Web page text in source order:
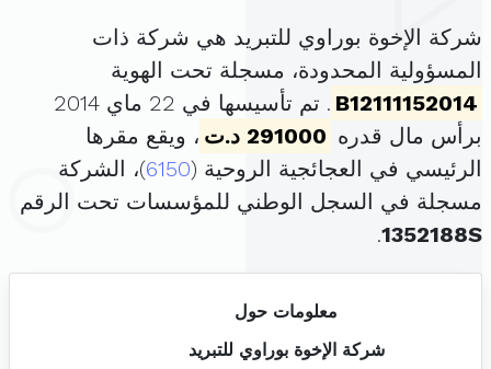
شركة الإخوة بوراوي للتبريد هي شركة ذات
المسؤولية المحدودة، مسجلة تحت الهوية
B12111152014
. تم تأسيسها في 22 ماي 2014
برأس مال قدره 291000 د.ت
، ويقع مقرها
الرئيسي في العجائجية الروحية (6150)، الشركة
مسجلة في السجل الوطني للمؤسسات تحت الرقم
1352188S
.
معلومات حول
شركة الإخوة بوراوي للتبريد